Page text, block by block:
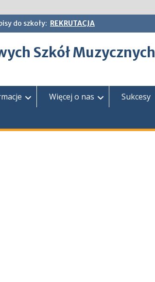
do szkoły: REKRUTACJA
Szkół Muzycznych
Więcej o nas Sukcesy